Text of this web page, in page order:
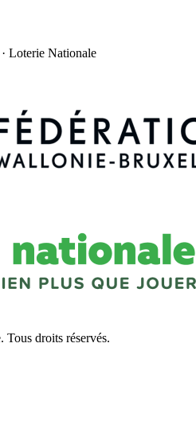
Loterie Nationale
droits réservés.